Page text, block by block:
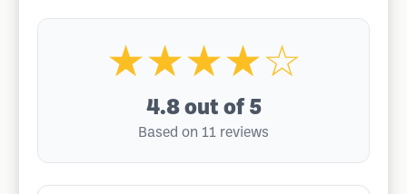
★★★★☆
4.8 out of 5
Based on 11 reviews